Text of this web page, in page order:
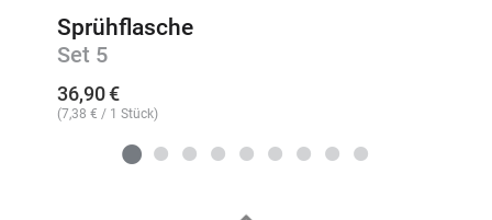
Sprühflasche
Set 5
36,90€
(7,38 € / 1 Stück)